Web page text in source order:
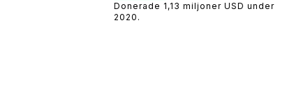
Donerade 1,13 miljoner USD under
2020.